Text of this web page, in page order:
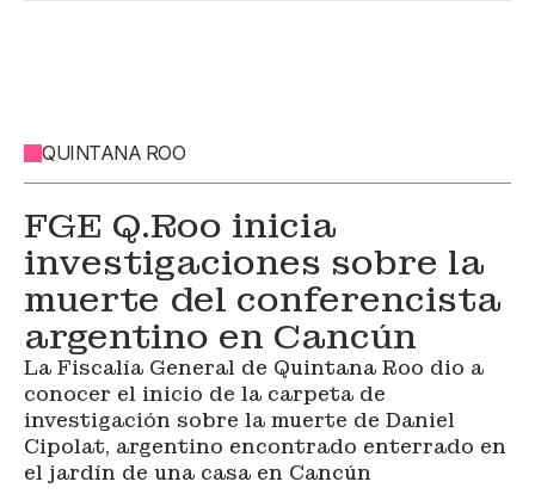
QUINTANA ROO
FGE Q.Roo inicia
investigaciones sobre la
muerte del conferencista
argentino en Cancún
La Fiscalía General de Quintana Roo dio a
conocer el inicio de la carpeta de
investigación sobre la muerte de Daniel
Cipolat, argentino encontrado enterrado en
el jardín de una casa en Cancún